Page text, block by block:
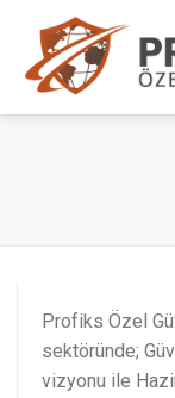
content
Profiks Özel
sektöründe;
vizyonu ile